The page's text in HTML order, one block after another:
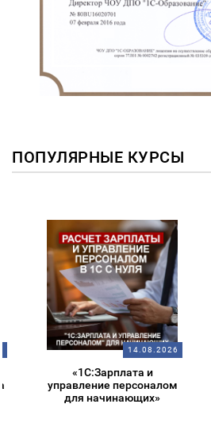
ПОПУЛЯРНЫЕ КУРСЫ
14.08.2026
«1С:Зарплата и
управление персоналом
для начинающих»